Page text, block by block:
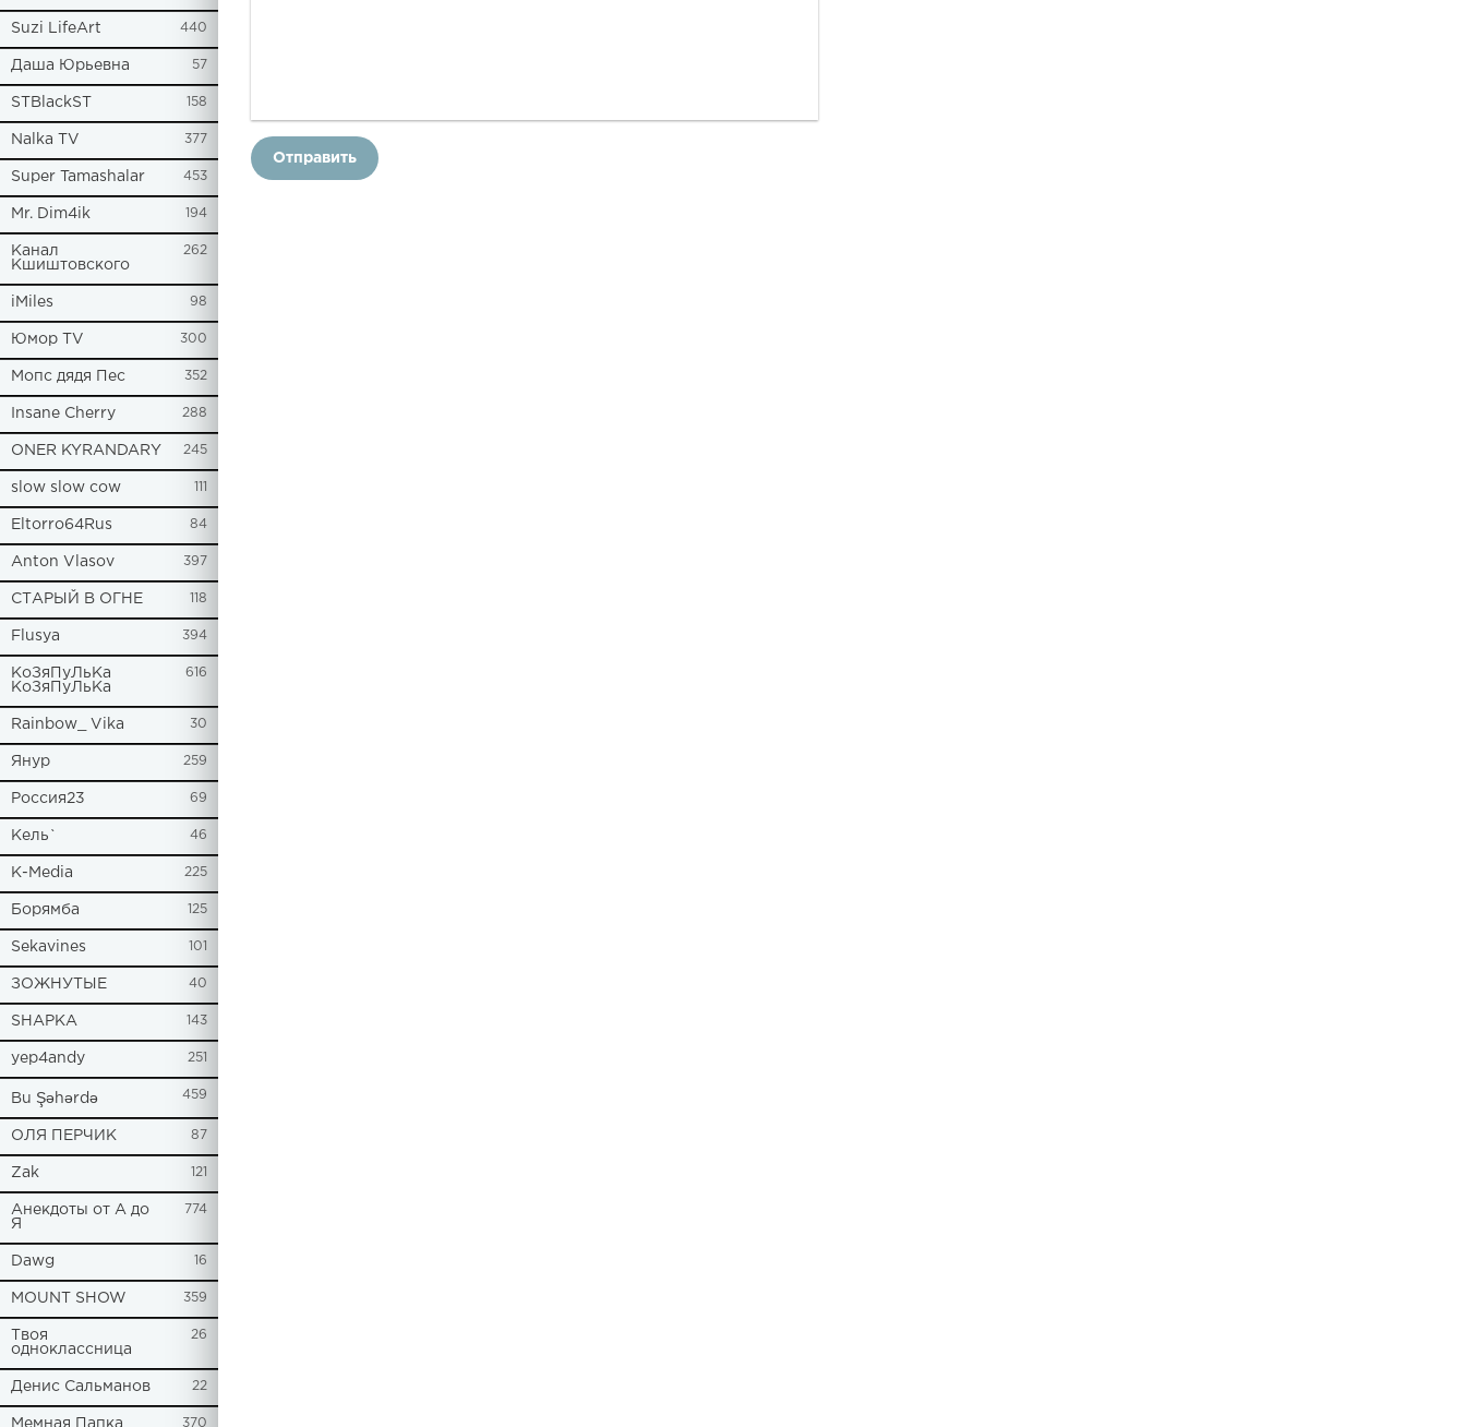
Suzi LifeArt 440
Даша Юрьевна 57
STBlackST 158
Nalka TV 377
Super Tamashalar 453
Mr. Dim4ik 194
Канал
Кшиштовского
262
iMiles 98
Юмор TV 300
Мопс дядя Пес 352
Insane Cherry 288
ONER KYRANDARY 245
slow slow cow 111
Eltorro64Rus 84
Anton Vlasov 397
СТАРЫЙ В ОГНЕ 118
Flusya 394
КоЗяПуЛьКа
КоЗяПуЛьКа
616
Rainbow_ Vika 30
Янур 259
Россия23 69
Кель` 46
К-Media 225
Борямба 125
Sekavines 101
ЗОЖНУТЫЕ 40
SHAPKA 143
yep4andy 251
Bu Şəhərdə 459
ОЛЯ ПЕРЧИК 87
Zak 121
Анекдоты от А до
Я
774
Dawg 16
MOUNT SHOW 359
Твоя
одноклассница
26
Денис Сальманов 22
Мемная Папка 370
Отправить